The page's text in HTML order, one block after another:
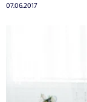
07.06.2017